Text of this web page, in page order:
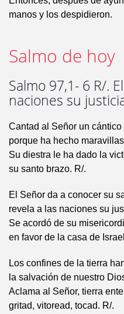
manos y los despidieron.
Salmo de hoy
Salmo 97,1- 6 R/.
naciones su
Cantad al Señor un cántico
porque ha hecho
Su diestra le ha dado la
su santo brazo. R/.
El Señor da a conocer su
revela a las naciones su
Se acordó de su
en favor de la casa de
Los confines de la tierra
la salvación de nuestro
Aclama al Señor, tierra
gritad, vitoread, tocad. R/.